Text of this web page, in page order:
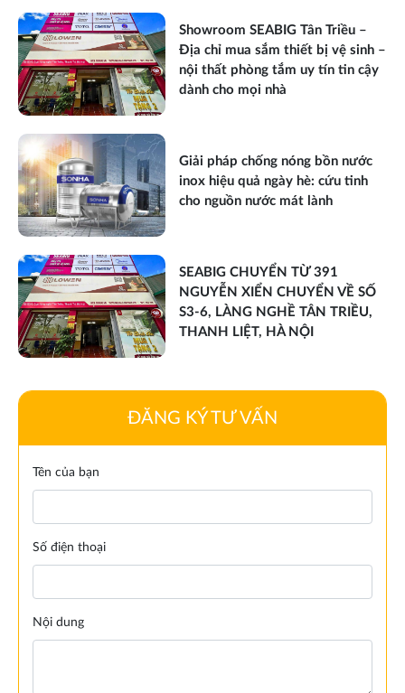
Showroom SEABIG Tân Triều –
Địa chỉ mua sắm thiết bị vệ sinh –
nội thất phòng tắm uy tín tin cậy
dành cho mọi nhà
Giải pháp chống nóng bồn nước
inox hiệu quả ngày hè: cứu tinh
cho nguồn nước mát lành
SEABIG CHUYỂN TỪ 391
NGUYỄN XIỂN CHUYỂN VỀ SỐ
S3-6, LÀNG NGHỀ TÂN TRIỀU,
THANH LIỆT, HÀ NỘI
ĐĂNG KÝ TƯ VẤN
Tên của bạn
Số điện thoại
Nội dung